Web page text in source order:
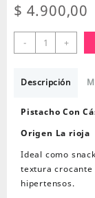
$ 4.900,00
-
Pistachos
Con
Salado
Tostado
+
Descripción
Pistacho Con
Origen La rioja
Ideal como
textura crocante
hipertensos.